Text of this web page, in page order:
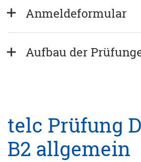
Anmeldeformular
Aufbau der
telc Prüfung
B2 allgemein